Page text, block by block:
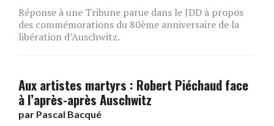
Réponse à une Tribune parue dans le JDD à propos
des commémorations du 80ème anniversaire de la
libération d’Auschwitz.
Aux artistes martyrs : Robert Piéchaud face
à l’après-après Auschwitz
par Pascal Bacqué